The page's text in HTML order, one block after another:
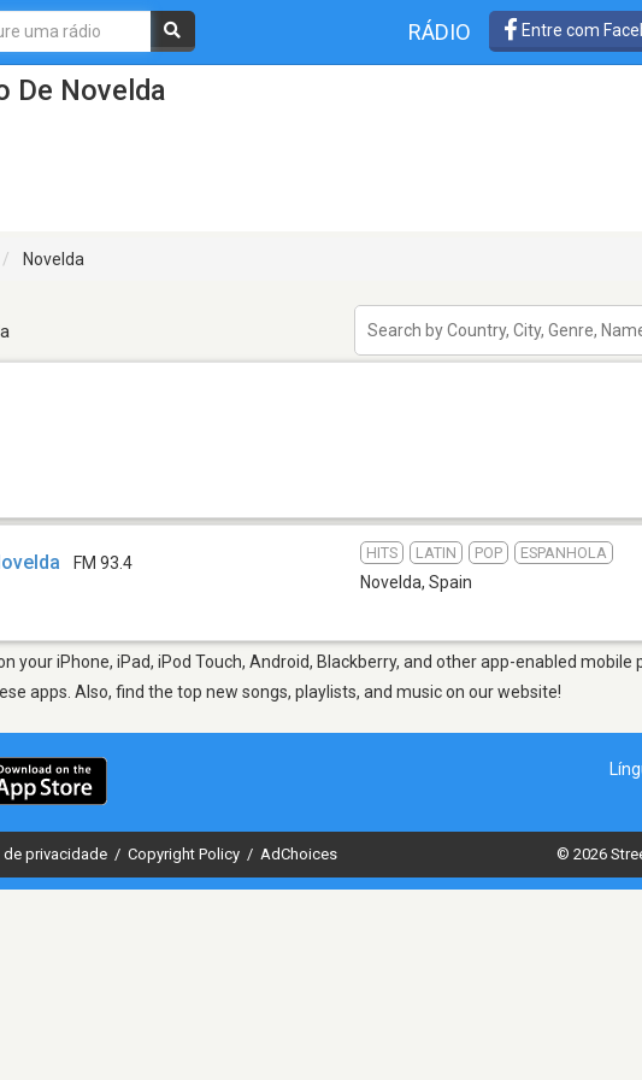
RÁDIO Entre com
De Novelda
Novelda
FM 93.4
HITS LATIN POP ESPANHOLA
Novelda, Spain
your iPhone, iPad, iPod Touch, Android, Blackberry, and other app-enabled mobile
apps. Also, find the top new songs, playlists, and music on our website!
de privacidade / Copyright Policy / AdChoices © 2026